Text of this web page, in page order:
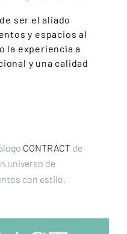
ser el aliado
y espacios al
la experiencia a
y una calidad
CONTRACT de
universo de
con estilo,